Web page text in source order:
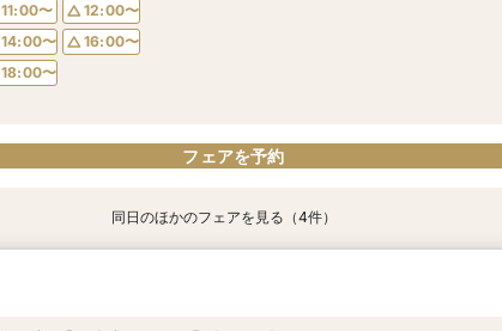
18:00〜
18:00〜
17:00〜
17:00〜
11:00〜
12:00〜
14:00〜
16:00〜
18:00〜
フェアを予約
同日のほかのフェアを見る（4件）